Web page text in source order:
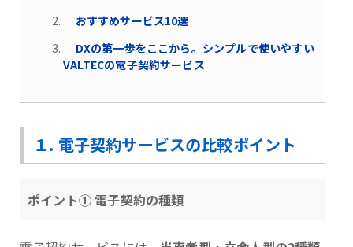
おすすめサービス10選
DXの第一歩をここから。シンプルで使いやすい
VALTECの電子契約サービス
１. 電子契約サービスの比較ポイント
ポイント① 電子契約の種類